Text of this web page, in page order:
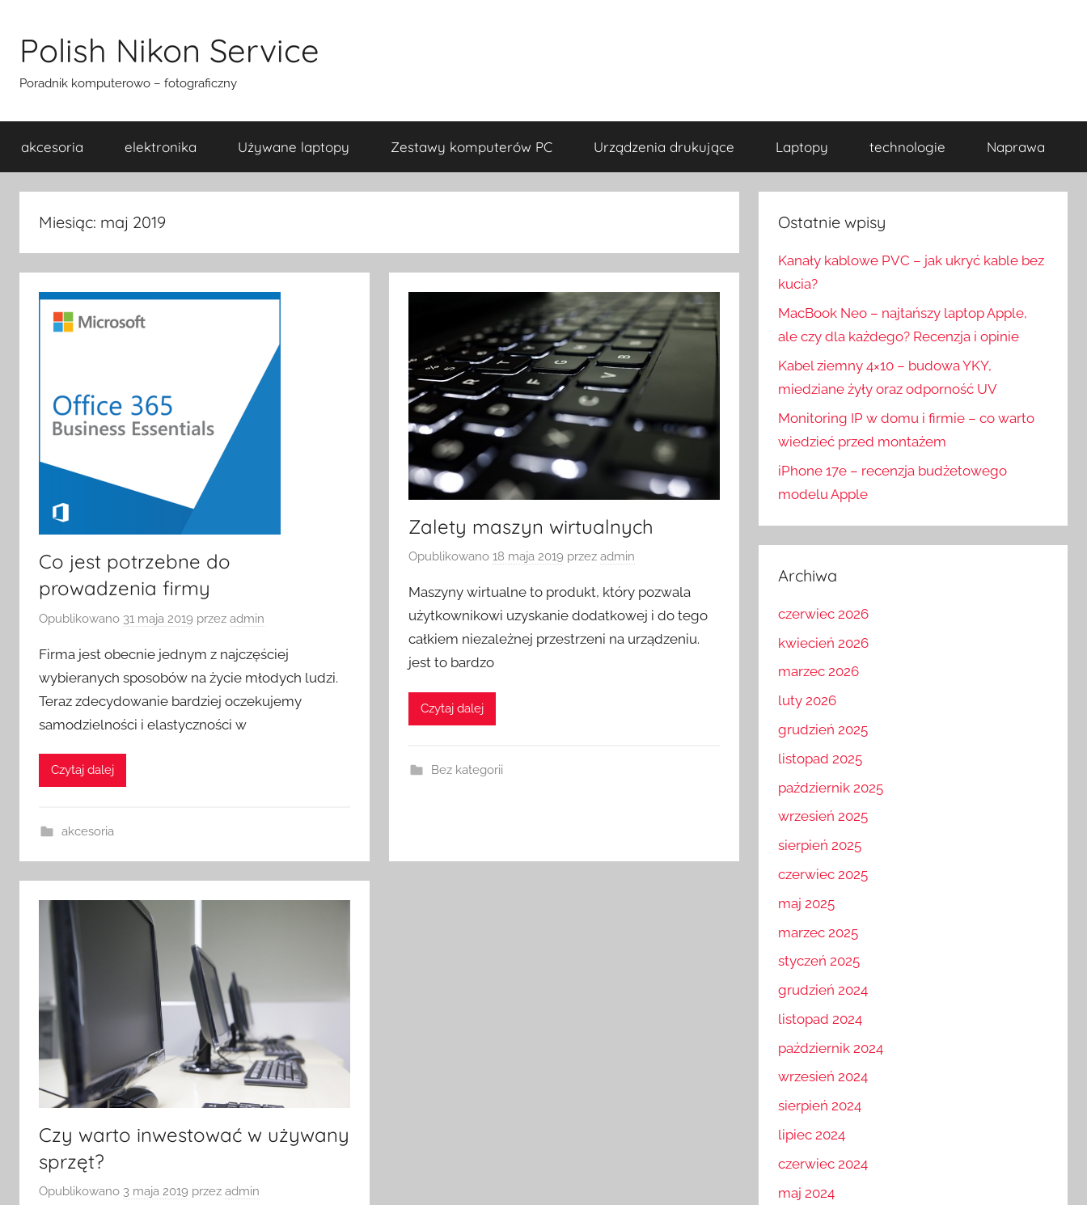
treściPolish Nikon Service
Poradnik komputerowo – fotograficzny
akcesoria elektronika Używane laptopy Zestawy komputerów PC Urządzenia drukujące Laptopy technologie Naprawa
Miesiąc: maj 2019
Co jest potrzebne do
prowadzenia firmy
Opublikowano 31 maja 2019 przez admin
Firma jest obecnie jednym z najczęściej
wybieranych sposobów na życie młodych ludzi.
Teraz zdecydowanie bardziej oczekujemy
samodzielności i elastyczności w
Czytaj dalej
akcesoria
Zalety maszyn wirtualnych
Opublikowano18 maja 2019 przezadmin
Maszyny wirtualne to produkt, który pozwala
użytkownikowi uzyskanie dodatkowej i do tego
całkiem niezależnej przestrzeni na urządzeniu.
jest to bardzo
Czytaj dalej
Bez kategorii
Czy warto inwestować w używany
sprzęt?
Opublikowano 3 maja 2019 przez admin
Ostatnie wpisy
Kanały kablowe PVC – jak ukryć kable bez
kucia?
MacBook Neo – najtańszy laptop Apple,
ale czy dla każdego? Recenzja i opinie
Kabel ziemny 4×10 – budowa YKY,
miedziane żyły oraz odporność UV
Monitoring IP w domu i firmie – co warto
wiedzieć przed montażem
iPhone 17e – recenzja budżetowego
modelu Apple
Archiwa
czerwiec 2026
kwiecień 2026
marzec 2026
luty 2026
grudzień 2025
listopad 2025
październik 2025
wrzesień 2025
sierpień 2025
czerwiec 2025
maj 2025
marzec 2025
styczeń 2025
grudzień 2024
listopad 2024
październik 2024
wrzesień 2024
sierpień 2024
lipiec 2024
czerwiec 2024
maj 2024